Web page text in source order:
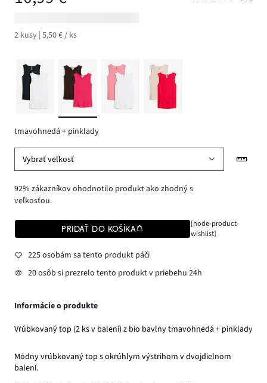
2 kusy | 5,50 € / ks
tmavohnedá + pinklady
Vybrať veľkosť
92% zákazníkov ohodnotilo produkt ako zhodný s
veľkosťou.
PRIDAŤ DO KOŠÍKA
[node-product-
wishlist]
225 osobám sa tento produkt páči
20 osôb si prezrelo tento produkt v priebehu 24h
Informácie o produkte
Vrúbkovaný top (2 ks v balení) z bio bavlny tmavohnedá + pinklady
Módny vrúbkovaný top s okrúhlym výstrihom v dvojdielnom
balení.